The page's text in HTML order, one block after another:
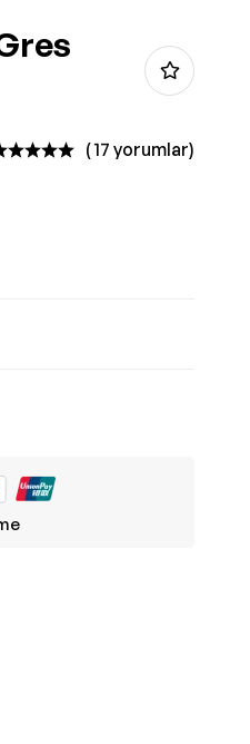
( 17 yorumlar)